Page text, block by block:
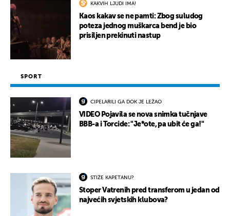
KAKVIH LJUDI IMA!
Kaos kakav se ne pamti: Zbog suludog
poteza jednog muškarca bend je bio
prisiljen prekinuti nastup
SPORT
CIPELARILI GA DOK JE LEŽAO
VIDEO Pojavila se nova snimka tučnjave
BBB-a i Torcide: "Je*ote, pa ubit će ga!"
STIŽE KAPETANU?
Stoper Vatrenih pred transferom u jedan od
najvećih svjetskih klubova?